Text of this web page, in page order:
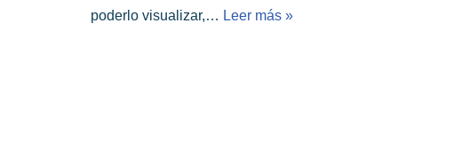
poderlo visualizar,… Leer más »